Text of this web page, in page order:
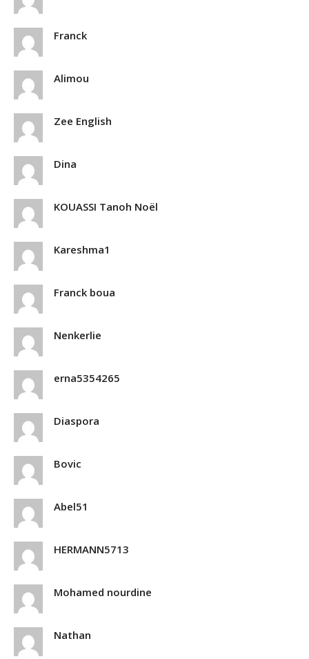
Franck
Alimou
Zee English
Dina
KOUASSI Tanoh Noël
Kareshma1
Franck boua
Nenkerlie
erna5354265
Diaspora
Bovic
Abel51
HERMANN5713
Mohamed nourdine
Nathan